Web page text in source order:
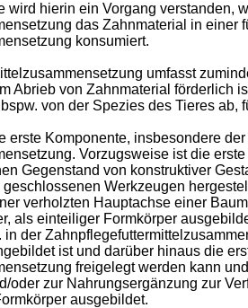
wird hierin ein Vorgang verstanden,
das Zahnmaterial in
konsumiert.
umfasst
Abrieb von Zahnmaterial förderlich
von der Spezies des Tieres
erste Komponente, insbesondere
Vorzugsweise ist die
Gegenstand von konstruktiver
Werkzeugen
verholzten Hauptachse einer
als einteiliger Formkörper
der
ist und darüber hinaus die
freigelegt werden kann
oder zur Nahrungsergänzung zur
ausgebildet.